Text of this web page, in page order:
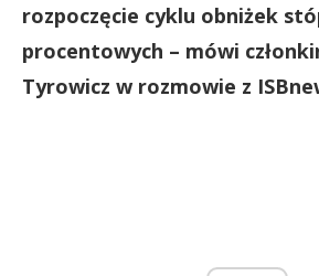
rozpoczęcie cyklu obniżek
procentowych – mówi
Tyrowicz w rozmowie z